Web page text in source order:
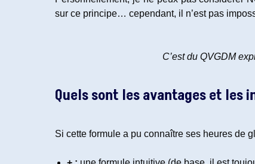
sur ce principe… cependant, il n’est pas
C’est du QVGDM
Quels sont les avantages et les
Si cette formule a pu connaître ses heures de